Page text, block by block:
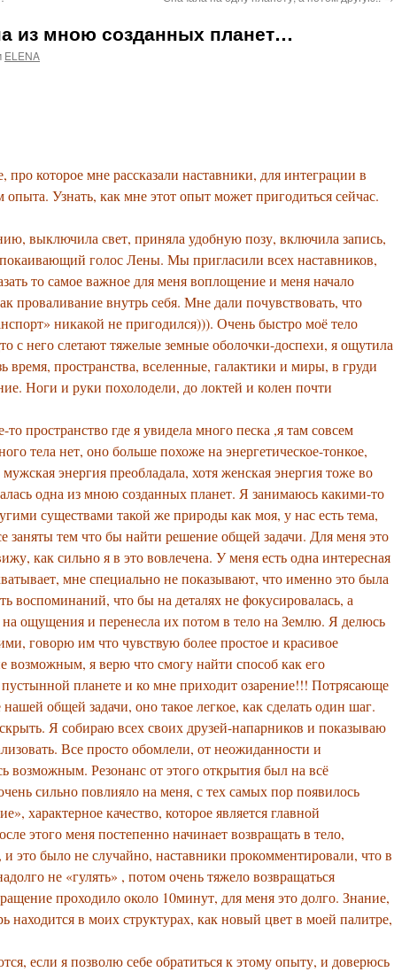
из мною созданных планет…
ELENA
которое мне рассказали наставники, для интеграции в
Узнать, как мне этот опыт может пригодиться сейчас.
выключила свет, приняла удобную позу, включила запись,
голос Лены. Мы пригласили всех наставников,
то самое важное для меня воплощение и меня начало
проваливание внутрь себя. Мне дали почувствовать, что
никакой не пригодился))). Очень быстро моё тело
с него слетают тяжелые земные оболочки-доспехи, я ощутила
время, пространства, вселенные, галактики и миры, в груди
Ноги и руки похолодели, до локтей и колен почти
пространство где я увидела много песка ,я там совсем
тела нет, оно больше похоже на энергетическое-тонкое,
энергия преобладала, хотя женская энергия тоже во
одна из мною созданных планет. Я занимаюсь какими-то
существами такой же природы как моя, у нас есть тема,
заняты тем что бы найти решение общей задачи. Для меня это
как сильно я в это вовлечена. У меня есть одна интересная
мне специально не показывают, что именно это была
воспоминаний, что бы на деталях не фокусировалась, а
на ощущения и перенесла их потом в тело на Землю. Я делюсь
говорю им что чувствую более простое и красивое
возможным, я верю что смогу найти способ как его
планете и ко мне приходит озарение!!! Потрясающе
общей задачи, оно такое легкое, как сделать один шаг.
Я собираю всех своих друзей-напарников и показываю
Все просто обомлели, от неожиданности и
возможным. Резонанс от этого открытия был на всё
сильно повлияло на меня, с тех самых пор появилось
характерное качество, которое является главной
этого меня постепенно начинает возвращать в тело,
это было не случайно, наставники прокомментировали, что в
не «гулять» , потом очень тяжело возвращаться
проходило около 10минут, для меня это долго. Знание,
находится в моих структурах, как новый цвет в моей палитре,
если я позволю себе обратиться к этому опыту, и доверюсь